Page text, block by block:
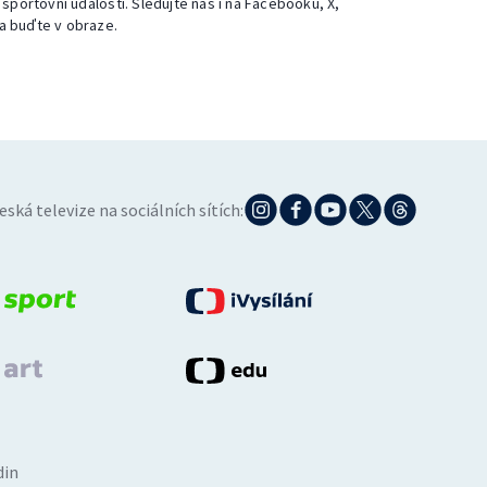
buďte v obraze.
televize na sociálních sítích: